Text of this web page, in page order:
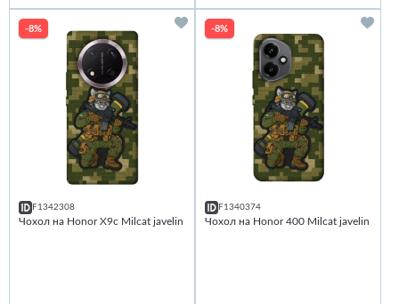
-8%
F1342308
Чохол на Honor X9c Milcat javelin
-8%
F1340374
Чохол на Honor 400 Milcat javelin